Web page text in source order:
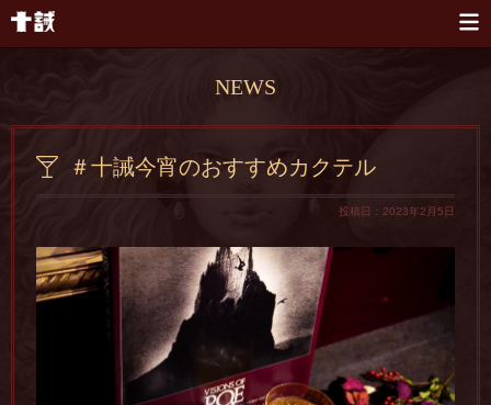
NEWS
＃十誡今宵のおすすめカクテル
投稿日：2023年2月5日